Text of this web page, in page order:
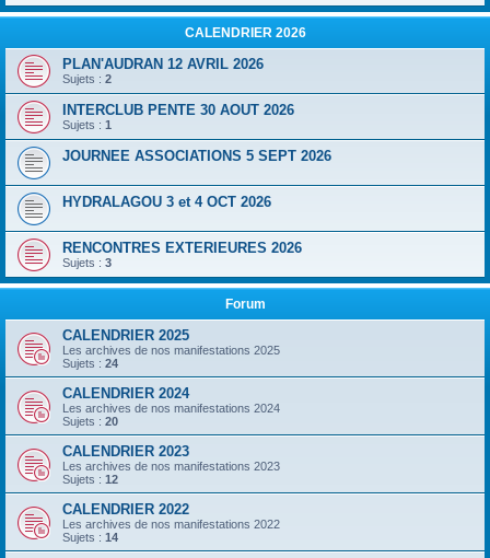
CALENDRIER 2026
PLAN'AUDRAN 12 AVRIL 2026
Sujets : 2
INTERCLUB PENTE 30 AOUT 2026
Sujets : 1
JOURNEE ASSOCIATIONS 5 SEPT 2026
HYDRALAGOU 3 et 4 OCT 2026
RENCONTRES EXTERIEURES 2026
Sujets : 3
Forum
CALENDRIER 2025
Les archives de nos manifestations 2025
Sujets : 24
CALENDRIER 2024
Les archives de nos manifestations 2024
Sujets : 20
CALENDRIER 2023
Les archives de nos manifestations 2023
Sujets : 12
CALENDRIER 2022
Les archives de nos manifestations 2022
Sujets : 14